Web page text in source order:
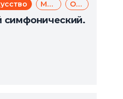
Музыка Опера
симфонический.